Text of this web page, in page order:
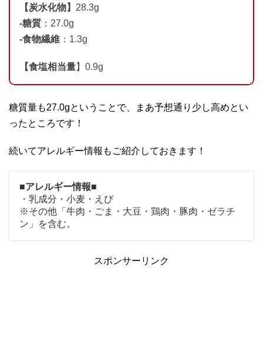
【炭水化物】 28.3g
-糖質 ：27.0g
-食物繊維 ：1.3g
【食塩相当量】0.9g
糖質量も27.0gということで、まあ予想通り少し高めとい
ったところです！
続いてアレルギー情報もご紹介しておきます！
■アレルギー情報■
・乳成分・小麦・えび
※その他「牛肉・ごま・大豆・鶏肉・豚肉・ゼラチ
ン」を含む。
スポンサーリンク